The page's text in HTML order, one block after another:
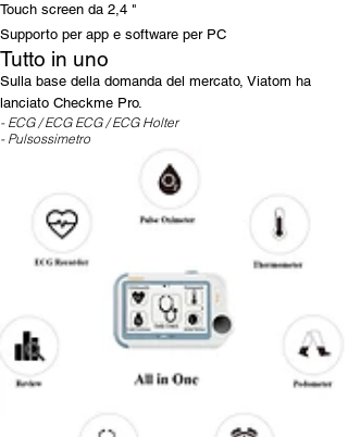
Touch screen da 2,4 "
Supporto per app e software per PC
Tutto in uno
Sulla base della domanda del mercato, Viatom ha
lanciato Checkme Pro.
- ECG / ECG ECG / ECG Holter
- Pulsossimetro